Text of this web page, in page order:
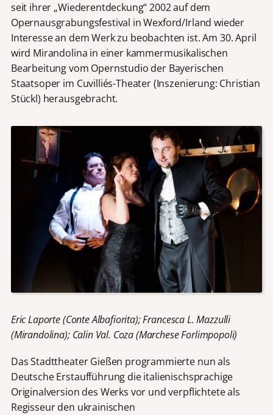
seit ihrer „Wiederentdeckung“ 2002 auf dem
Opernausgrabungsfestival in Wexford/Irland wieder
Interesse an dem Werk zu beobachten ist. Am 30. April
wird Mirandolina in einer kammermusikalischen
Bearbeitung vom Opernstudio der Bayerischen
Staatsoper im Cuvilliés-Theater (Inszenierung: Christian
Stückl) herausgebracht.
Eric Laporte (Conte Albafiorita); Francesca L. Mazzulli
(Mirandolina); Calin Val. Coza (Marchese Forlimpopoli)
Das Stadttheater Gießen programmierte nun als
Deutsche Erstaufführung die italienischsprachige
Originalversion des Werks vor und verpflichtete als
Regisseur den ukrainischen